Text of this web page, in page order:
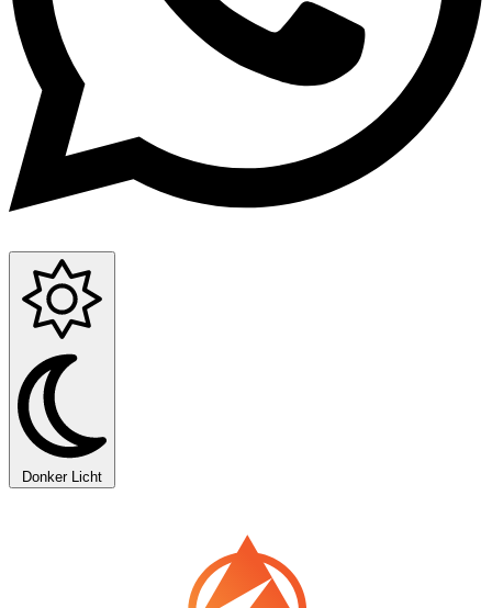
Donker Licht